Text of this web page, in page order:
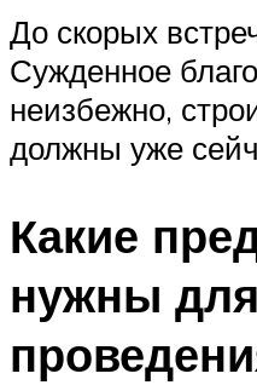
До скорых
Сужденное
неизбежно,
должны уже
Какие
нужны для